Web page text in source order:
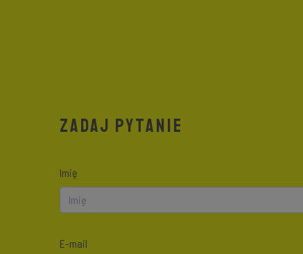
ZADAJ PYTANIE
Imię
E-mail